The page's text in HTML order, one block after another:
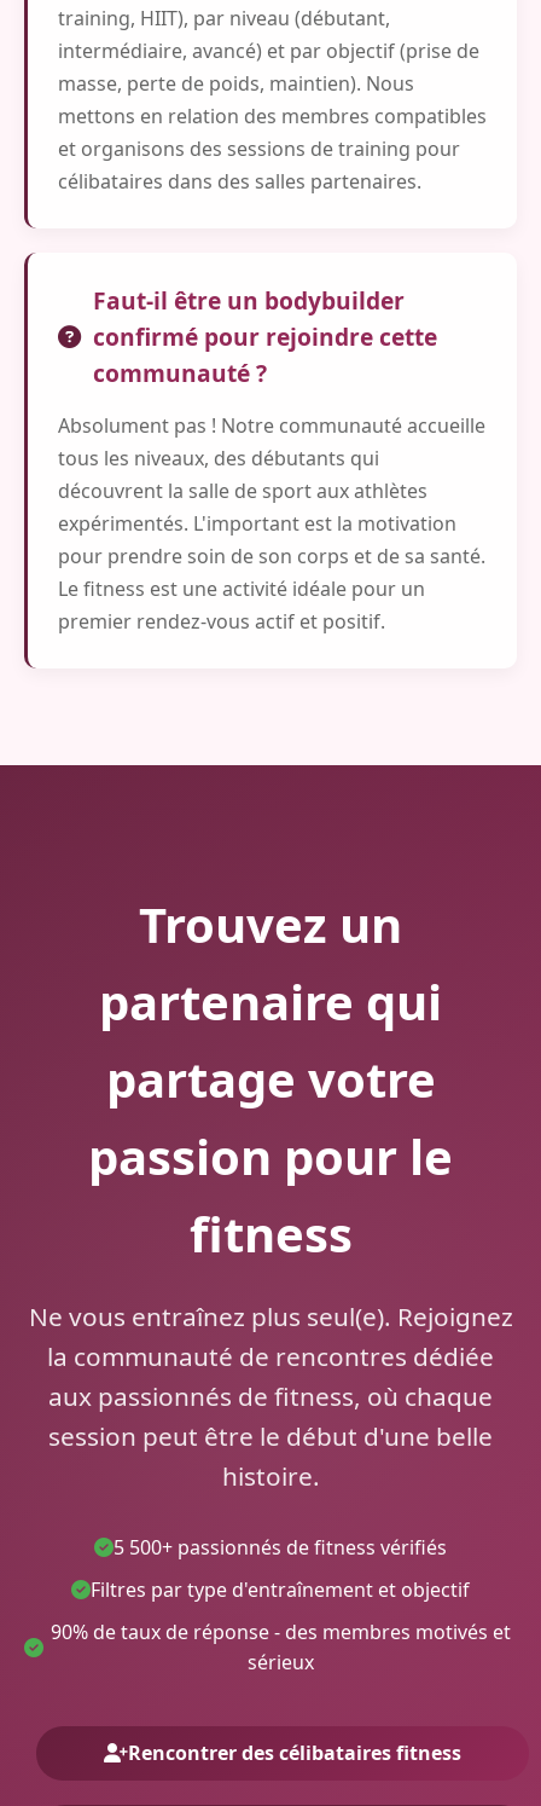
training, HIIT), par niveau (débutant,
intermédiaire, avancé) et par objectif (prise de
masse, perte de poids, maintien). Nous
mettons en relation des membres compatibles
et organisons des sessions de training pour
célibataires dans des salles partenaires.
Faut-il être un bodybuilder
confirmé pour rejoindre cette
communauté ?
Absolument pas ! Notre communauté accueille
tous les niveaux, des débutants qui
découvrent la salle de sport aux athlètes
expérimentés. L'important est la motivation
pour prendre soin de son corps et de sa santé.
Le fitness est une activité idéale pour un
premier rendez-vous actif et positif.
Trouvez un
partenaire qui
partage votre
passion pour le
fitness
Ne vous entraînez plus seul(e). Rejoignez
la communauté de rencontres dédiée
aux passionnés de fitness, où chaque
session peut être le début d'une belle
histoire.
5 500+ passionnés de fitness vérifiés
Filtres par type d'entraînement et objectif
90% de taux de réponse - des membres motivés et
sérieux
Rencontrer des célibataires fitness